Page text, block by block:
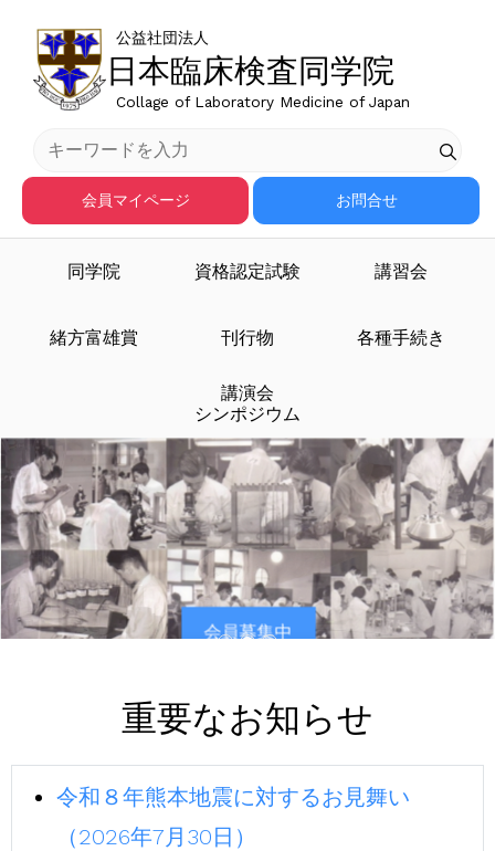
日本臨床検査同学院
公益社団法人
Collage of Laboratory Medicine of Japan
会員マイページ お問合せ
同学院 資格認定試験 講習会
緒方富雄賞 刊行物 各種手続き
講演会
シンポジウム
臨床検査医学を担う人材
を育成する
会員募集中
重要なお知らせ
令和８年熊本地震に対するお見舞い
（2026年7月30日）